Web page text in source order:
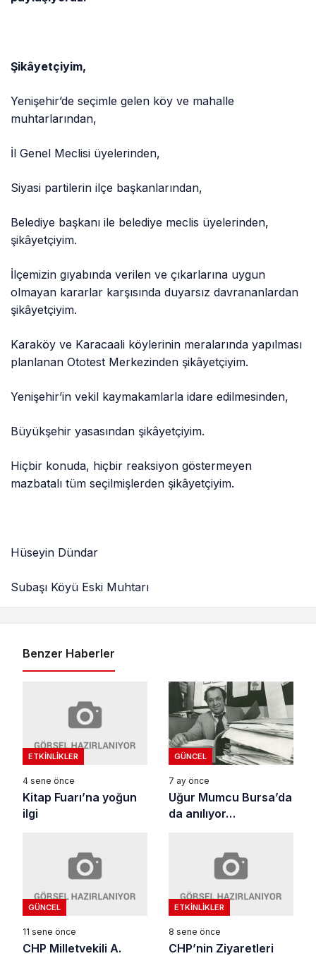
Şikâyetçiyim,
Yenişehir’de seçimle gelen köy ve mahalle
muhtarlarından,
İl Genel Meclisi üyelerinden,
Siyasi partilerin ilçe başkanlarından,
Belediye başkanı ile belediye meclis üyelerinden,
şikâyetçiyim.
İlçemizin gıyabında verilen ve çıkarlarına uygun
olmayan kararlar karşısında duyarsız davrananlardan
şikâyetçiyim.
Karaköy ve Karacaali köylerinin meralarında yapılması
planlanan Ototest Merkezinden şikâyetçiyim.
Yenişehir’in vekil kaymakamlarla idare edilmesinden,
Büyükşehir yasasından şikâyetçiyim.
Hiçbir konuda, hiçbir reaksiyon göstermeyen
mazbatalı tüm seçilmişlerden şikâyetçiyim.
Hüseyin Dündar
Subaşı Köyü Eski Muhtarı
Benzer Haberler
ETKINLIKLER
4 sene önce
Kitap Fuarı’na yoğun
ilgi
GÜNCEL
7 ay önce
Uğur Mumcu Bursa’da
da anılıyor…
GÜNCEL
11 sene önce
CHP Milletvekili A.
ETKINLIKLER
8 sene önce
CHP’nin Ziyaretleri